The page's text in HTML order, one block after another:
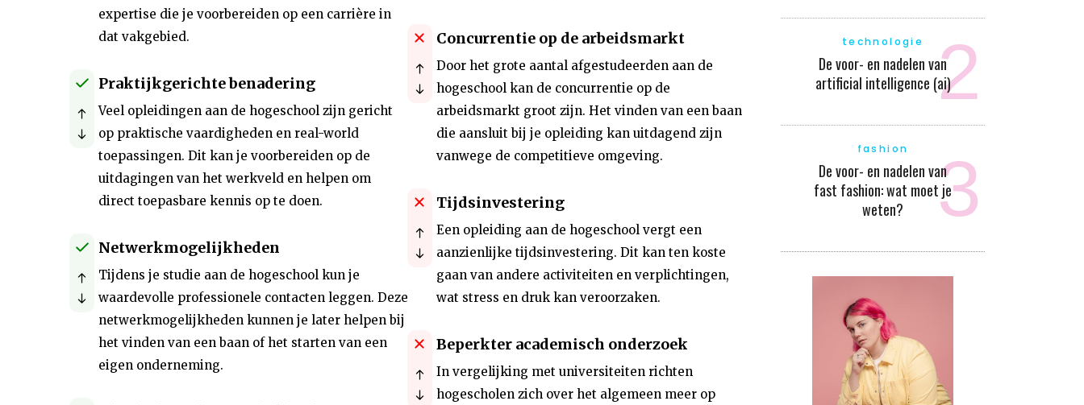
expertise die je voorbereiden op een carrière in
dat vakgebied.
Praktijkgerichte benadering
Veel opleidingen aan de hogeschool zijn gericht
op praktische vaardigheden en real-world
toepassingen. Dit kan je voorbereiden op de
uitdagingen van het werkveld en helpen om
direct toepasbare kennis op te doen.
Netwerkmogelijkheden
Tijdens je studie aan de hogeschool kun je
waardevolle professionele contacten leggen. Deze
netwerkmogelijkheden kunnen je later helpen bij
het vinden van een baan of het starten van een
eigen onderneming.
Concurrentie op de arbeidsmarkt
Door het grote aantal afgestudeerden aan de
hogeschool kan de concurrentie op de
arbeidsmarkt groot zijn. Het vinden van een baan
die aansluit bij je opleiding kan uitdagend zijn
vanwege de competitieve omgeving.
Tijdsinvestering
Een opleiding aan de hogeschool vergt een
aanzienlijke tijdsinvestering. Dit kan ten koste
gaan van andere activiteiten en verplichtingen,
wat stress en druk kan veroorzaken.
Beperkter academisch onderzoek
In vergelijking met universiteiten richten
hogescholen zich over het algemeen meer op
technologie
De voor- en nadelen van
artificial intelligence (ai)
fashion
De voor- en nadelen van
fast fashion: wat moet je
weten?